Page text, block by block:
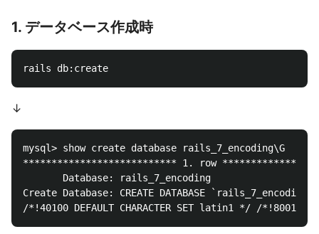
1. データベース作成時
↓
mysql> show create database rails_7_encoding\G
*************************** 1. row
       Database: rails_7_encoding
Create Database: CREATE DATABASE `rails_7_encoding`